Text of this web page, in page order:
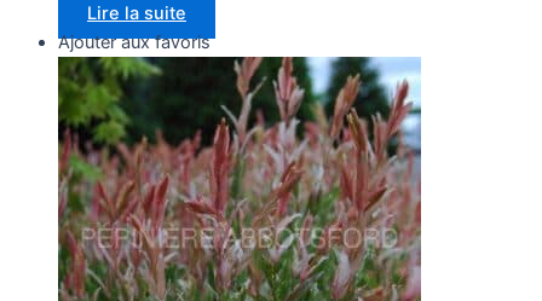
Lire la suite
Ajouter aux favoris